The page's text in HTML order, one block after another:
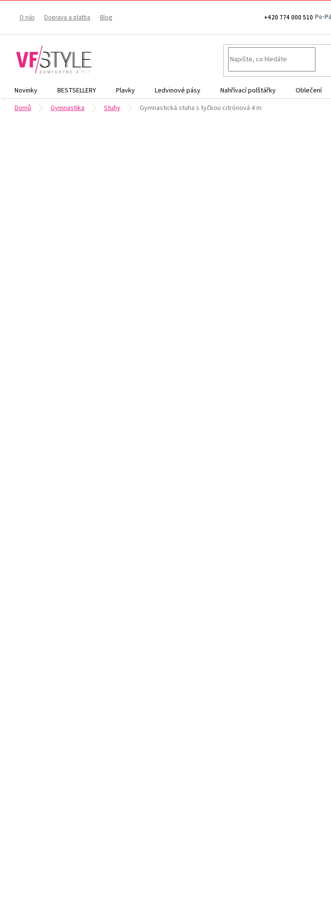
+420 774 000 510
O nás Doprava a platba Blog
Novinky BESTSELLERY Plavky Ledvinové pásy Nahřívací polštářky Oblečení
Domů
Gymnastika Stuhy Gymnastická stuha s tyčkou citrónová 4 m